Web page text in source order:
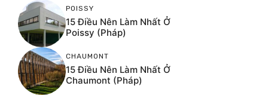
POISSY
15 Điều Nên Làm Nhất Ở
Poissy (Pháp)
CHAUMONT
15 Điều Nên Làm Nhất Ở
Chaumont (Pháp)